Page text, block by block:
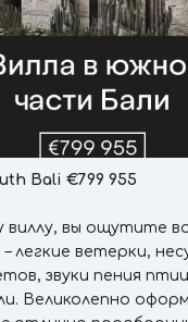
Bali €799 955
виллу, вы ощутите
легкие ветерки,
звуки пения
Великолепно